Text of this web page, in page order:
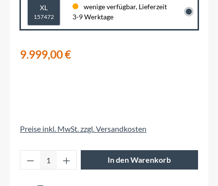
XL
157472
wenige verfügbar, Lieferzeit
3-9 Werktage
9.999,00 €
Preise inkl. MwSt. zzgl. Versandkosten
Produkt Anzahl: Gib den gewünschten
In den Warenkorb